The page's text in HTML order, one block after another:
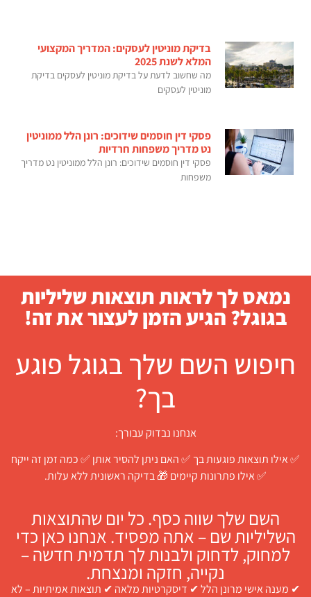
בדיקת מוניטין לעסקים: המדריך המקצועי
המלא לשנת 2025
מה שחשוב לדעת על בדיקת מוניטין לעסקים בדיקת
מוניטין לעסקים
פסקי דין חוסמים שידוכים: רונן הלל ממוניטין
נט מדריך משפחות חרדיות
פסקי דין חוסמים שידוכים: רונן הלל ממוניטין נט מדריך
משפחות
נמאס לך לראות תוצאות שליליות
בגוגל? הגיע הזמן לעצור את זה!
חיפוש השם שלך בגוגל פוגע
בך?
אנחנו נבדוק עבורך:
✅ אילו תוצאות פוגעות בך ✅ האם ניתן להסיר אותן ✅ כמה זמן זה ייקח
✅ אילו פתרונות קיימים 🎁 בדיקה ראשונית ללא עלות.
השם שלך שווה כסף. כל יום שהתוצאות
השליליות שם – אתה מפסיד. אנחנו כאן כדי
למחוק, לדחוק ולבנות לך תדמית חדשה –
נקייה, חזקה ומנצחת.
✔ מענה אישי מרונן הלל ✔ דיסקרטיות מלאה ✔ תוצאות אמיתיות – לא